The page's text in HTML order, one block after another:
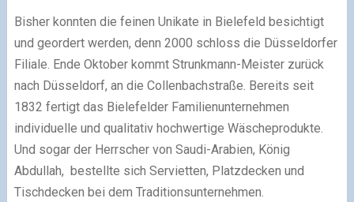
Bisher konnten die feinen Unikate in Bielefeld besichtigt
und geordert werden, denn 2000 schloss die Düsseldorfer
Filiale. Ende Oktober kommt Strunkmann-Meister zurück
nach Düsseldorf, an die Collenbachstraße. Bereits seit
1832 fertigt das Bielefelder Familienunternehmen
individuelle und qualitativ hochwertige Wäscheprodukte.
Und sogar der Herrscher von Saudi-Arabien, König
Abdullah, bestellte sich Servietten, Platzdecken und
Tischdecken bei dem Traditionsunternehmen.